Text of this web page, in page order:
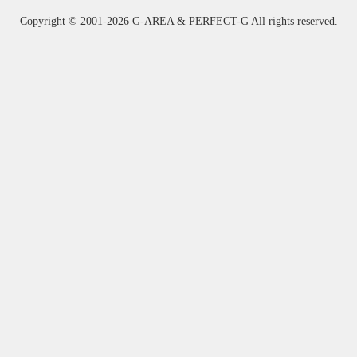
Copyright © 2001-2026 G-AREA & PERFECT-G All rights reserved.